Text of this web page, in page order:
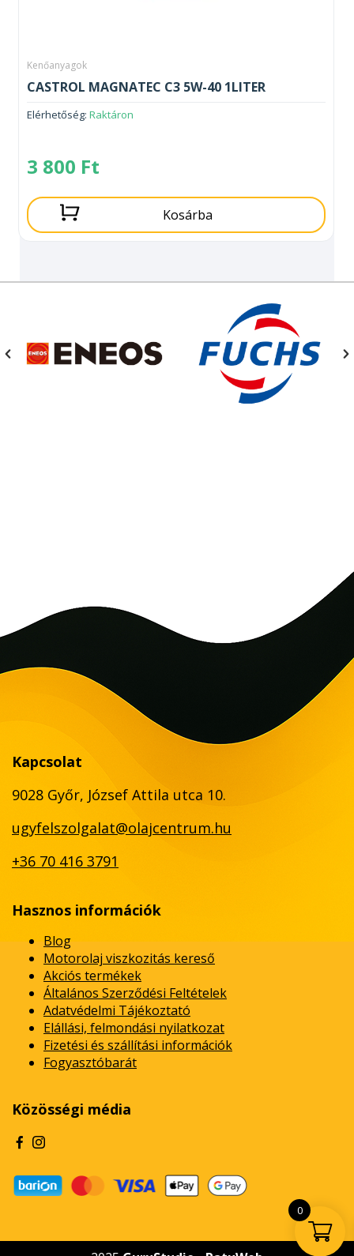
Kenőanyagok
CASTROL MAGNATEC C3 5W-40 1LITER
Elérhetőség: Raktáron
3 800 Ft
Kosárba
Kapcsolat
9028 Győr, József Attila utca 10.
ugyfelszolgalat@olajcentrum.hu
+36 70 416 3791
Hasznos információk
Blog
Motorolaj viszkozitás kereső
Akciós termékek
Általános Szerződési Feltételek
Adatvédelmi Tájékoztató
Elállási, felmondási nyilatkozat
Fizetési és szállítási információk
Fogyasztóbarát
Közösségi média
0